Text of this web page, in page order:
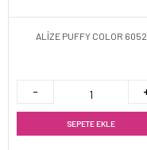
ALİZE PUFFY COLOR 6052
SEPETE EKLE